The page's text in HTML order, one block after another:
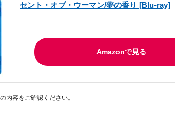
セント・オブ・ウーマン/夢の香り [Blu-ray]
Amazonで見る
内容をご確認ください。